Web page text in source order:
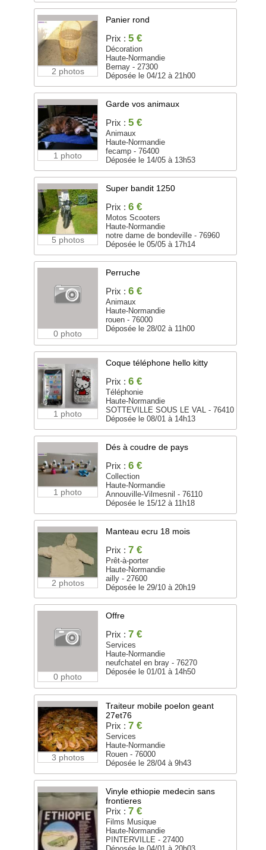
2 photos
Panier rond
Prix : 5 €
Décoration
Haute-Normandie
Bernay - 27300
Déposée le 04/12 à 21h00
1 photo
Garde vos animaux
Prix : 5 €
Animaux
Haute-Normandie
fecamp - 76400
Déposée le 14/05 à 13h53
5 photos
Super bandit 1250
Prix : 6 €
Motos Scooters
Haute-Normandie
notre dame de bondeville - 76960
Déposée le 05/05 à 17h14
0 photo
Perruche
Prix : 6 €
Animaux
Haute-Normandie
rouen - 76000
Déposée le 28/02 à 11h00
1 photo
Coque téléphone hello kitty
Prix : 6 €
Téléphonie
Haute-Normandie
SOTTEVILLE SOUS LE VAL - 76410
Déposée le 08/01 à 14h13
1 photo
Dés à coudre de pays
Prix : 6 €
Collection
Haute-Normandie
Annouville-Vilmesnil - 76110
Déposée le 15/12 à 11h18
2 photos
Manteau ecru 18 mois
Prix : 7 €
Prêt-à-porter
Haute-Normandie
ailly - 27600
Déposée le 29/10 à 20h19
0 photo
Offre
Prix : 7 €
Services
Haute-Normandie
neufchatel en bray - 76270
Déposée le 01/01 à 14h50
3 photos
Traiteur mobile poelon geant
27et76
Prix : 7 €
Services
Haute-Normandie
Rouen - 76000
Déposée le 28/04 à 9h43
Vinyle ethiopie medecin sans
frontieres
Prix : 7 €
Films Musique
Haute-Normandie
PINTERVILLE - 27400